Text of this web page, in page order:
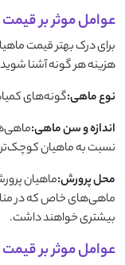
عوامل موثر بر
برای درک بهتر قیمت
هزینه هر گونه آشنا
نوع ماهی:گونه‌های
اندازه و سن ماهی:
نسبت به ماهیان
محل پرورش:ماهیان
ماهی‌های خاص که در
بیشتری خواهند داشت.
عوامل موثر بر